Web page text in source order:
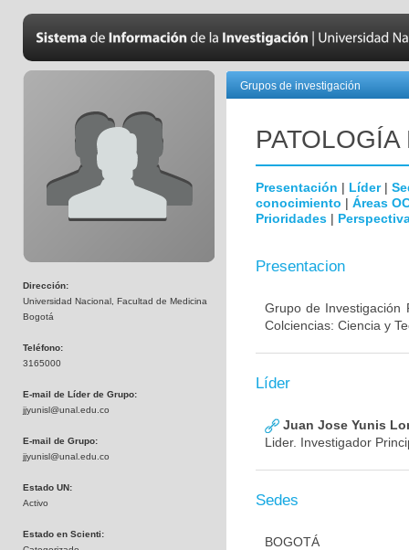
Dirección:
Universidad Nacional, Facultad de Medicina
Bogotá
Teléfono:
3165000
E-mail de Líder de Grupo:
jjyunisl@unal.edu.co
E-mail de Grupo:
jjyunisl@unal.edu.co
Estado UN:
Activo
Estado en Scienti:
Grupos de investigación
Presentación | Líder|
conocimiento | Áreas
Prioridades |
Presentacion
Grupo de Investigación
Colciencias: Ciencia y
Líder
Juan Jose Yunis
Lider. Investigador
Sedes
BOGOTÁ